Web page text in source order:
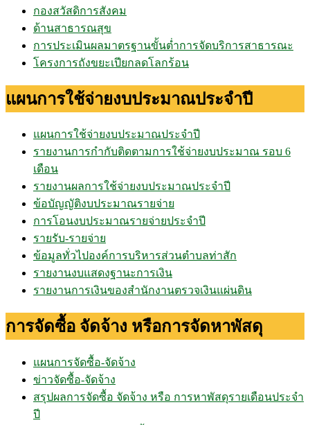
กองสวัสดิการสังคม
ด้านสาธารณสุข
การประเมินผลมาตรฐานขั้นต่ำการจัดบริการสาธารณะ
โครงการถังขยะเปียกลดโลกร้อน
แผนการใช้จ่ายงบประมาณประจำปี
แผนการใช้จ่ายงบประมาณประจำปี
รายงานการกำกับติดตามการใช้จ่ายงบประมาณ รอบ 6
เดือน
รายงานผลการใช้จ่ายงบประมาณประจำปี
ข้อบัญญัติงบประมาณรายจ่าย
การโอนงบประมาณรายจ่ายประจำปี
รายรับ-รายจ่าย
ข้อมูลทั่วไปองค์การบริหารส่วนตำบลท่าสัก
รายงานงบแสดงฐานะการเงิน
รายงานการเงินของสำนักงานตรวจเงินแผ่นดิน
การจัดซื้อ จัดจ้าง หรือการจัดหาพัสดุ
แผนการจัดซื้อ-จัดจ้าง
ข่าวจัดซื้อ-จัดจ้าง
สรุปผลการจัดซื้อ จัดจ้าง หรือ การหาพัสดุรายเดือนประจำ
ปี